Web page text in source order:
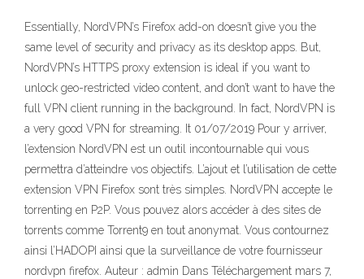
Essentially, NordVPN’s Firefox add-on doesn’t give you the
same level of security and privacy as its desktop apps. But,
NordVPN’s HTTPS proxy extension is ideal if you want to
unlock geo-restricted video content, and don’t want to have the
full VPN client running in the background. In fact, NordVPN is
a very good VPN for streaming. It 01/07/2019 Pour y arriver,
l’extension NordVPN est un outil incontournable qui vous
permettra d’atteindre vos objectifs. L’ajout et l’utilisation de cette
extension VPN Firefox sont très simples. NordVPN accepte le
torrenting en P2P. Vous pouvez alors accéder à des sites de
torrents comme Torrent9 en tout anonymat. Vous contournez
ainsi l’HADOPI ainsi que la surveillance de votre fournisseur
nordvpn firefox. Auteur : admin Dans Téléchargement mars 7,